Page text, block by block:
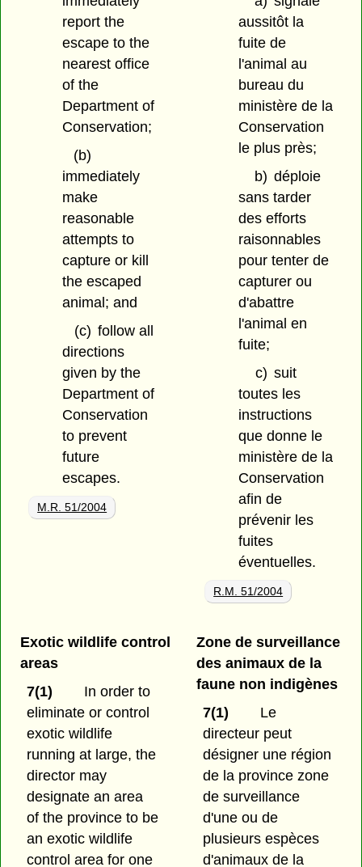
report the
escape to the
nearest office
of the
Department of
Conservation;
(b)
immediately
make
reasonable
attempts to
capture or kill
the escaped
animal; and
(c) follow all
directions
given by the
Department of
Conservation
to prevent
future
escapes.
M.R. 51/2004
aussitôt la
fuite de
l'animal au
bureau du
ministère de la
Conservation
le plus près;
b) déploie
sans tarder
des efforts
raisonnables
pour tenter de
capturer ou
d'abattre
l'animal en
fuite;
c) suit
toutes les
instructions
que donne le
ministère de la
Conservation
afin de
prévenir les
fuites
éventuelles.
R.M. 51/2004
Exotic wildlife control
areas
7(1)
In order to
eliminate or control
exotic wildlife
running at large, the
director may
designate an area
of the province to be
an exotic wildlife
control area for one
Zone de surveillance
des animaux de la
faune non indigènes
7(1)
Le
directeur peut
désigner une région
de la province zone
de surveillance
d'une ou de
plusieurs espèces
d'animaux de la